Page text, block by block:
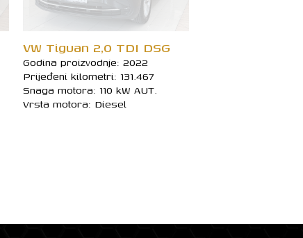
VW Tiguan 2,0 TDI DSG
Godina proizvodnje: 2022
Prijeđeni kilometri: 131.467
Snaga motora: 110 kW AUT.
Vrsta motora: Diesel